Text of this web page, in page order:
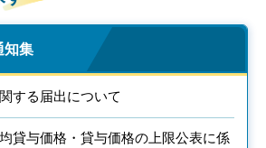
知集
する届出について
貸与価格・貸与価格の上限公表に係